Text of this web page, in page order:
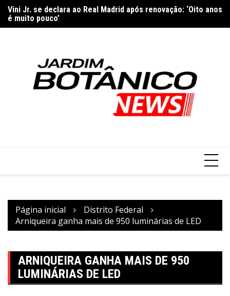
para
o
Vini Jr. se declara ao Real Madrid após renovação: ‘Oito anos
é muito pouco’
Página inicial
Distrito Federal
Arniqueira ganha mais de 950 luminárias de LED
ARNIQUEIRA GANHA MAIS DE 950
LUMINÁRIAS DE LED